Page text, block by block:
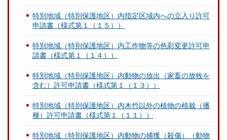
特別地域（特別保護地区）内指定区域内への立入り許可
申請書（様式第１（１５））
特別地域（特別保護地区）内工作物等の色彩変更許可申
請書（様式第１（１４））
特別地域（特別保護地区）内動物の放出（家畜の放牧を
含む）許可申請書（様式第１（１３））
特別地域（特別保護地区）内木竹以外の植物の植栽（播
種）許可申請書（様式第１（１１））
特別地域（特別保護地区）内動物の捕獲（殺傷）（動物